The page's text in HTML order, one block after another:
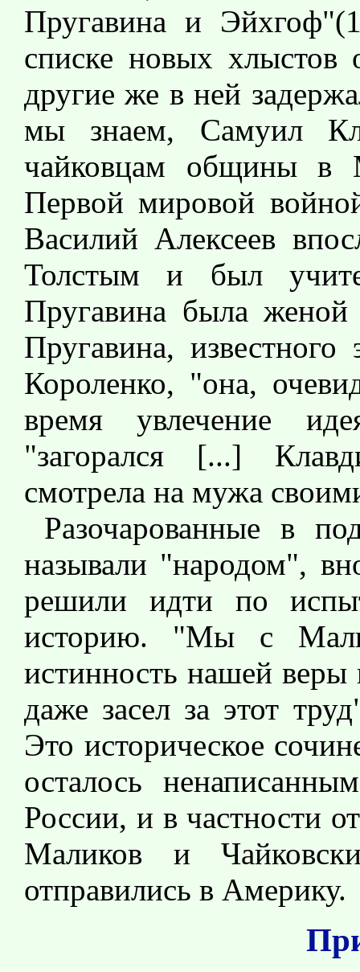
Пругавина и
списке новых хлыстов
другие же в ней
мы знаем, Самуил
чайковцам общины в
Первой мировой
Василий Алексеев
Толстым и был
Пругавина была
Пругавина,
Короленко, "она,
время увлечение
"загорался [...]
смотрела на мужа
Разочарованные в
называли "народом",
решили идти по
историю. "Мы с
истинность нашей
даже засел за этот
Это историческое
осталось
России, и в частности
Маликов и
отправились в Америку.